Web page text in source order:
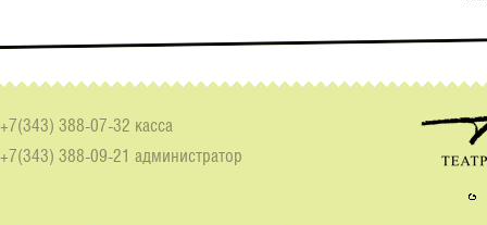
+7(343) 388-07-32 касса
+7(343) 388-09-21 администратор